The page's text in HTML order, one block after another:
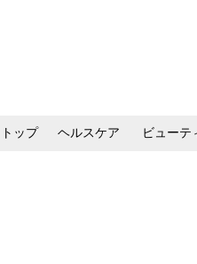
トップ ヘルスケア ビューテ